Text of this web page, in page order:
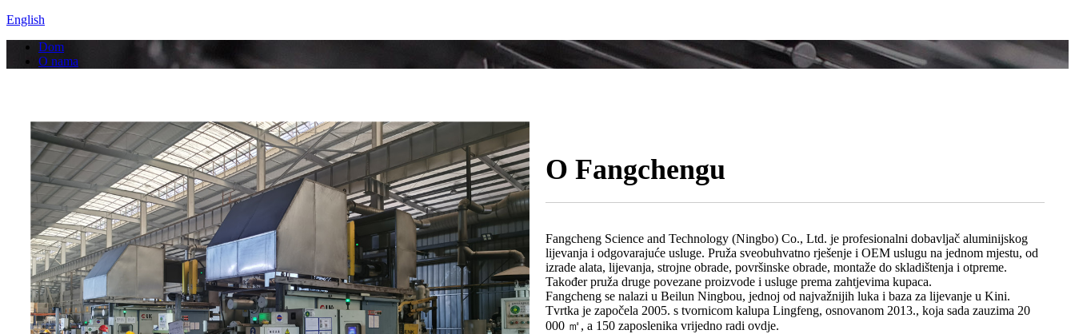
English
Dom
O nama
O Fangchengu
Fangcheng Science and Technology (Ningbo) Co., Ltd. je profesionalni dobavljač aluminijskog
lijevanja i odgovarajuće usluge. Pruža sveobuhvatno rješenje i OEM uslugu na jednom mjestu, od
izrade alata, lijevanja, strojne obrade, površinske obrade, montaže do skladištenja i otpreme.
Također pruža druge povezane proizvode i usluge prema zahtjevima kupaca.
Fangcheng se nalazi u Beilun Ningbou, jednoj od najvažnijih luka i baza za lijevanje u Kini.
Tvrtka je započela 2005. s tvornicom kalupa Lingfeng, osnovanom 2013., koja sada zauzima 20
000 ㎡, a 150 zaposlenika vrijedno radi ovdje.